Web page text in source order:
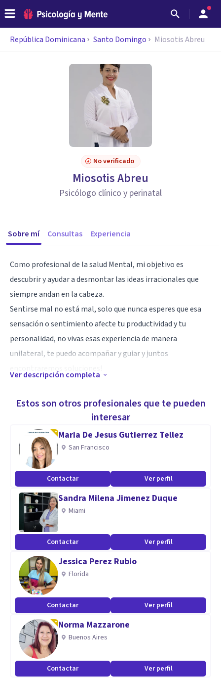
República Dominicana Santo Domingo Miosotis Abreu
No verificado
Miosotis Abreu
Psicólogo clínico y perinatal
Sobre mí Consultas Experiencia
Como profesional de la salud Mental, mi objetivo es
descubrir y ayudar a desmontar las ideas irracionales que
siempre andan en la cabeza.
Sentirse mal no está mal, solo que nunca esperes que esa
sensación o sentimiento afecte tu productividad y tu
personalidad, no vivas esas experiencia de manera
unilateral, te puedo acompañar y guiar y juntos
Mi especialidad por formación académica en psicología
experiencia de vida te puedo acompañar si tienes
sentimientos de inadecuación, ansiedad, depresión ya sea
por una relación sentimental, familiar , o tu historia como
persona, manejo del cambio en el estadio de embarazo o
pérdida de un embarazo, si has recibido una noticia por un
diagnóstico.
Aptitudes
Mi actitud siempre será de atención, empatía y
acompañamiento y guía tantas veces lo necesites.
Ver descripción completa
Estos son otros profesionales que te pueden
interesar
Maria De Jesus Gutierrez Tellez
San Francisco
Contactar Ver perfil
Sandra Milena Jimenez Duque
Miami
Contactar Ver perfil
Jessica Perez Rubio
Florida
Contactar Ver perfil
Norma Mazzarone
Buenos Aires
Contactar Ver perfil